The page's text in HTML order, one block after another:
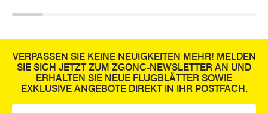
VERPASSEN SIE KEINE NEUIGKEITEN MEHR! MELDEN
SIE SICH JETZT ZUM ZGONC-NEWSLETTER AN UND
ERHALTEN SIE NEUE FLUGBLÄTTER SOWIE
EXKLUSIVE ANGEBOTE DIREKT IN IHR POSTFACH.